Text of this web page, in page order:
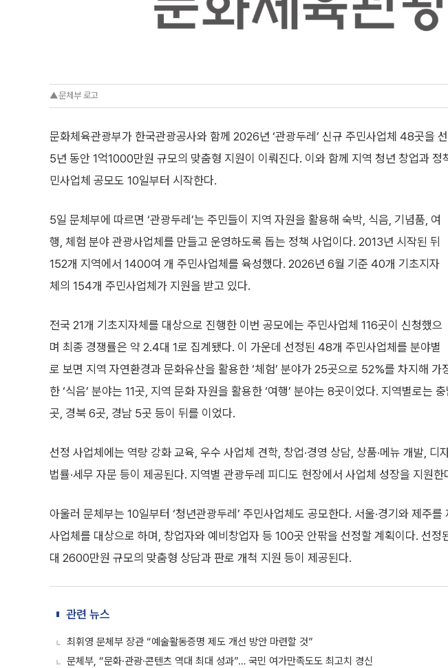
▲문체부 로고
문화체육관광부가 한국관광공사와 함께 2026년 ‘관광두레’ 신규 주민사업체 48곳을
5년 동안 1억1000만원 규모의 맞춤형 지원이 이뤄진다. 이와 함께 지역 청년 창업과 정
민사업체 공모도 10일부터 시작한다.
5일 문체부에 따르면 ‘관광두레’는 주민들이 지역 자원을 활용해 숙박, 식음, 기념품, 여
행, 체험 분야 관광사업체를 만들고 운영하도록 돕는 정책 사업이다. 2013년 시작된 뒤
152개 지역에서 1400여 개 주민사업체를 육성했다. 2026년 6월 기준 40개 기초지자
체의 154개 주민사업체가 지원을 받고 있다.
전국 21개 기초지자체를 대상으로 진행한 이번 공모에는 주민사업체 116곳이 신청했으
며 최종 경쟁률은 약 2.4대 1로 집계됐다. 이 가운데 선정된 48개 주민사업체를 분야별
로 보면 지역 자연환경과 문화유산을 활용한 ‘체험’ 분야가 25곳으로 52%를 차지해 가
한 ‘식음’ 분야는 11곳, 지역 문화 자원을 활용한 ‘여행’ 분야는 8곳이었다. 지역별로는
곳, 경북 6곳, 경남 5곳 등이 뒤를 이었다.
선정 사업체에는 역량 강화 교육, 우수 사업체 견학, 창업·경영 상담, 상품·메뉴 개발, 디
법률·세무 자문 등이 제공된다. 지역별 관광두레 피디도 현장에서 사업체 성장을 지원한
아울러 문체부는 10일부터 ‘청년관광두레’ 주민사업체도 공모한다. 서울·경기와 제주
사업체를 대상으로 하며, 창업자와 예비창업자 등 100곳 안팎을 선정할 계획이다. 선정
대 2600만원 규모의 맞춤형 상담과 판로 개척 지원 등이 제공된다.
관련 뉴스
최휘영 문체부 장관 “예술활동증명 제도 개선 방안 마련할 것”
문체부, “문화·관광·콘텐츠 역대 최대 성과”… 국민 여가만족도도 최고치 경신